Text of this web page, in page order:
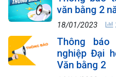
văn bằng 2
18/01/2023
Thông
nghiệp Đại
Văn bằng 2